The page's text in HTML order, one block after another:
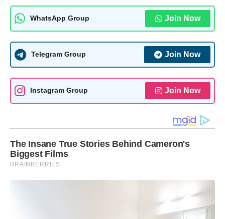
WhatsApp Group Join Now
Telegram Group Join Now
Instagram Group Join Now